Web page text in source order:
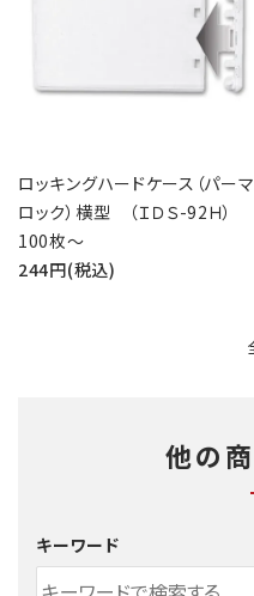
ロッキングハードケース（パーマ
ロック）横型 （ＩＤＳ-92Ｈ）
100枚～
244円(税込)
他の
キーワード